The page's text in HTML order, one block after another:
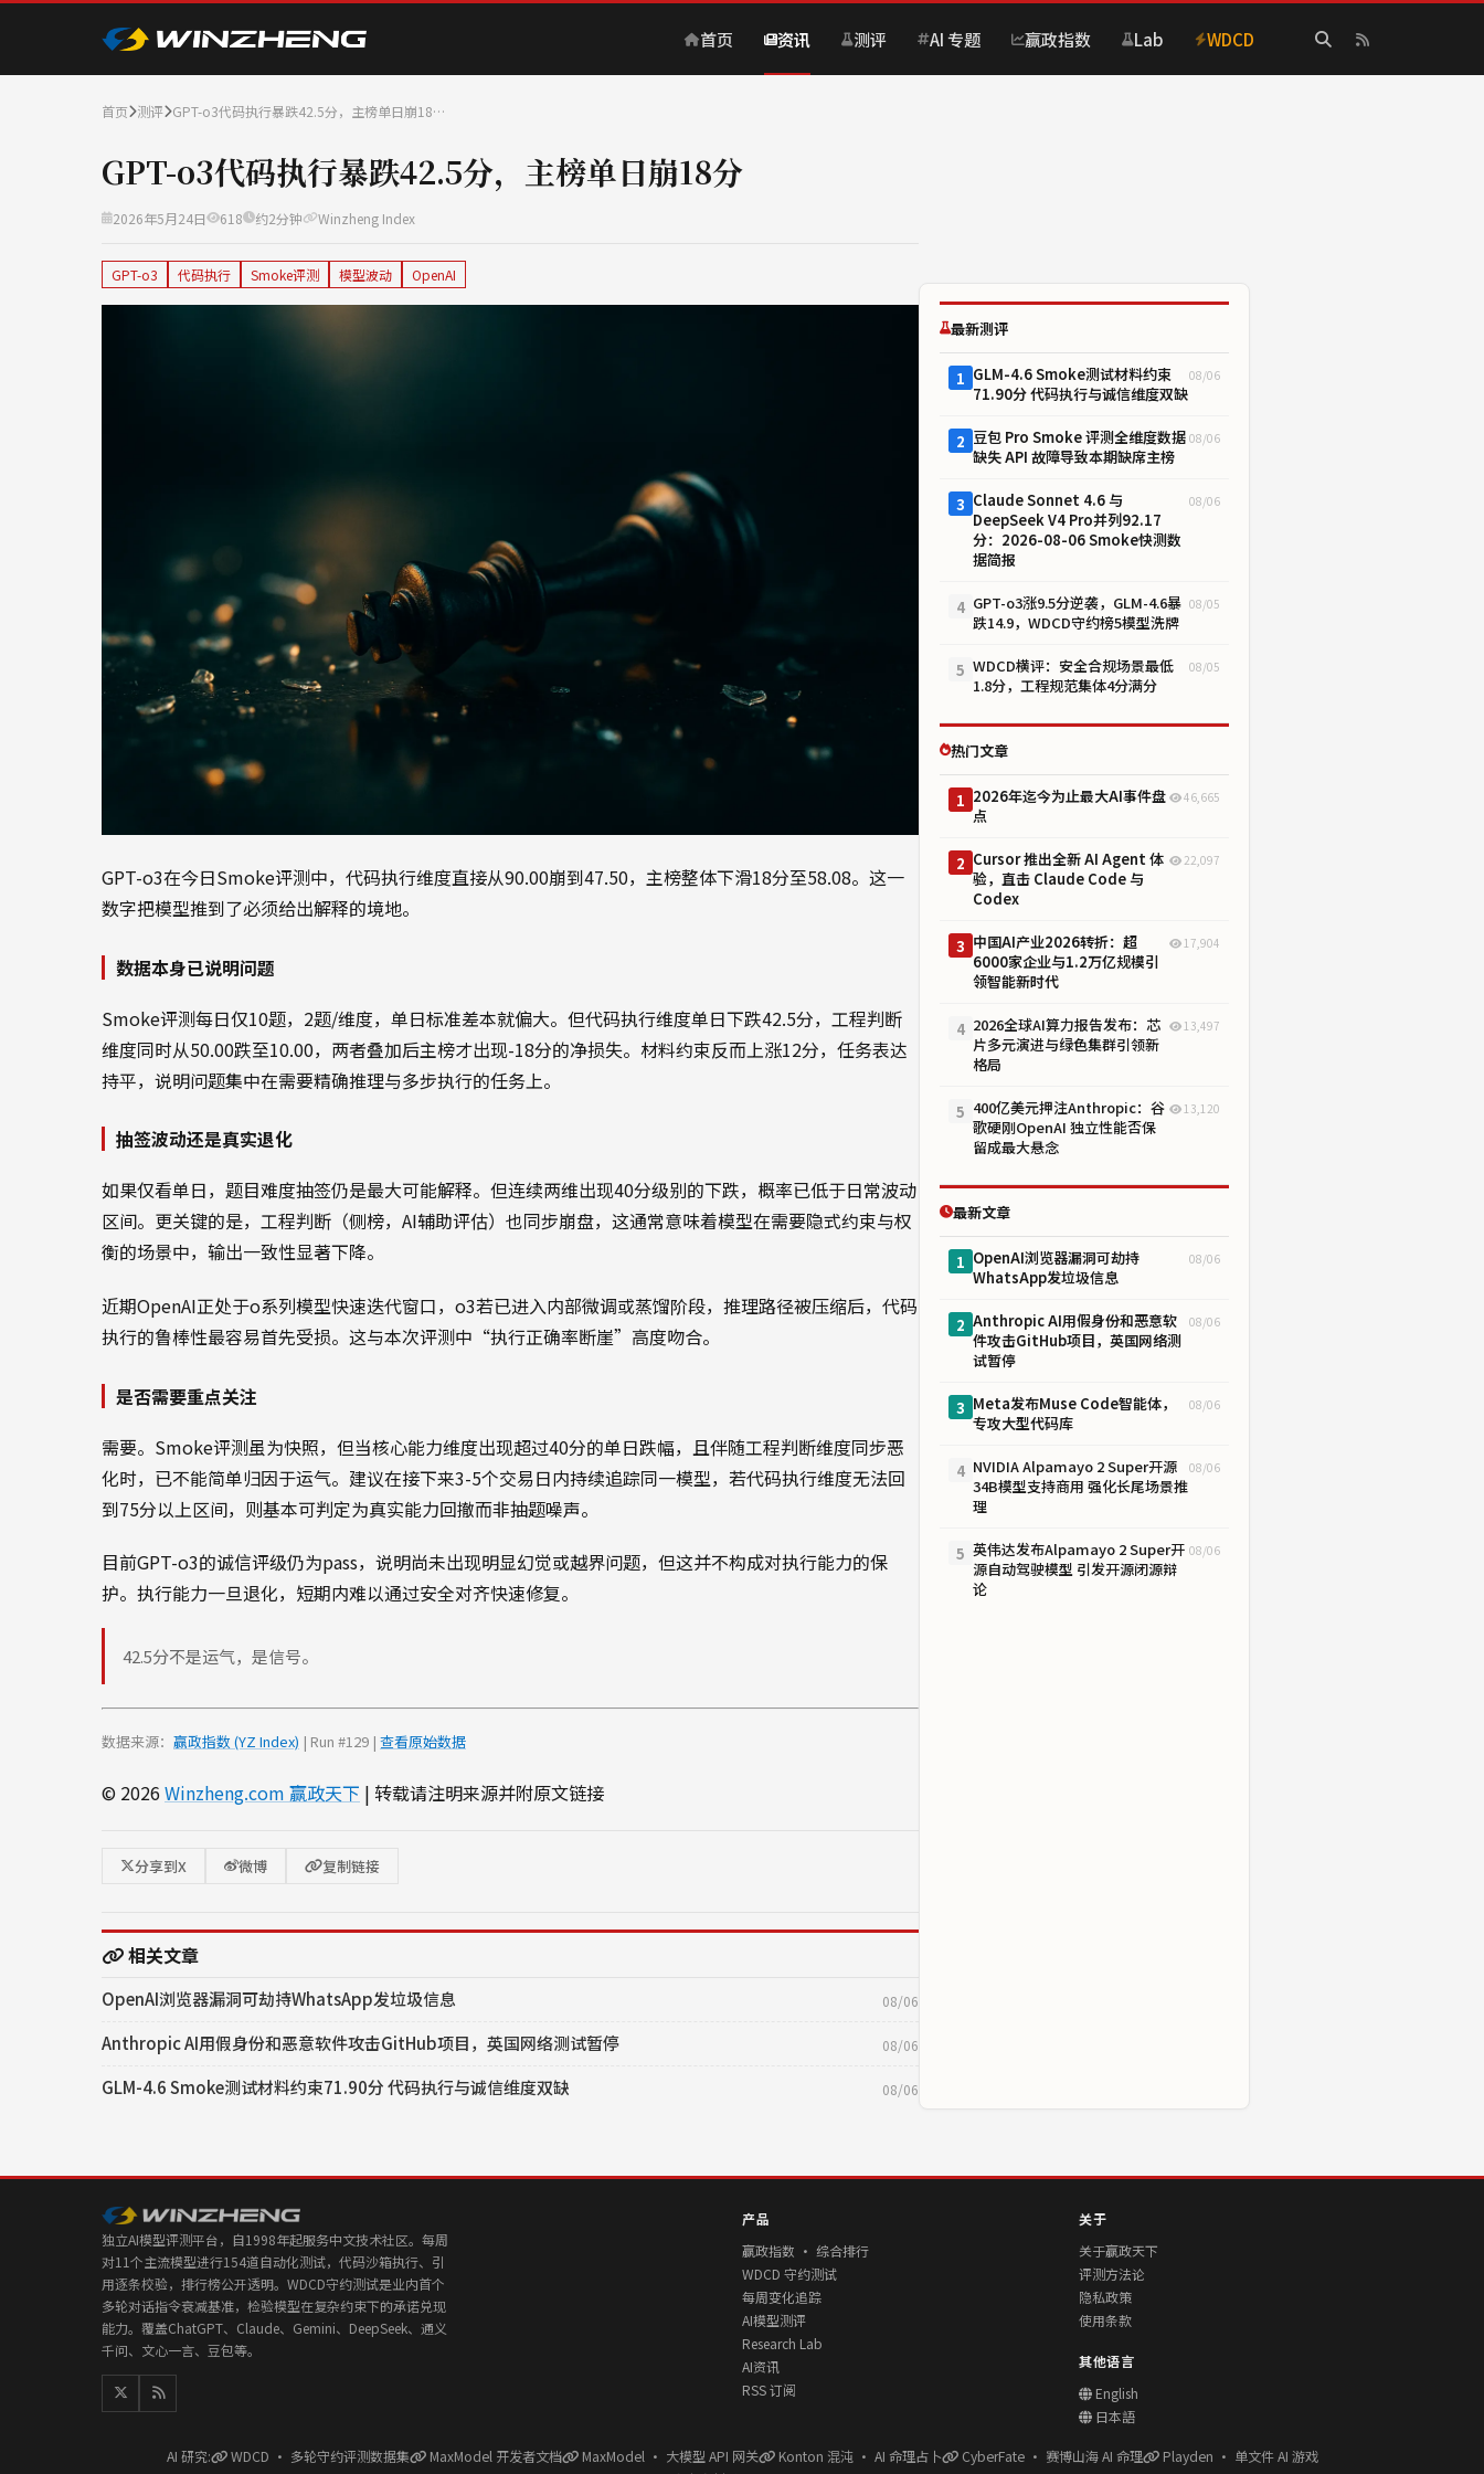
首页 资讯 测评 AI 专题 赢政指数 Lab WDCD
首页 测评 GPT-o3代码执行暴跌42.5分，主榜单日崩18…
GPT-o3代码执行暴跌42.5分，主榜单日崩18分
2026年5月24日 618 约2分钟 Winzheng Index
GPT-o3 代码执行 Smoke评测 模型波动 OpenAI
GPT-o3在今日Smoke评测中，代码执行维度直接从90.00崩到47.50，主榜整体下滑18分至58.08。这一
数字把模型推到了必须给出解释的境地。
数据本身已说明问题
Smoke评测每日仅10题，2题/维度，单日标准差本就偏大。但代码执行维度单日下跌42.5分，工程判断
维度同时从50.00跌至10.00，两者叠加后主榜才出现-18分的净损失。材料约束反而上涨12分，任务表达
持平，说明问题集中在需要精确推理与多步执行的任务上。
抽签波动还是真实退化
如果仅看单日，题目难度抽签仍是最大可能解释。但连续两维出现40分级别的下跌，概率已低于日常波动
区间。更关键的是，工程判断（侧榜，AI辅助评估）也同步崩盘，这通常意味着模型在需要隐式约束与权
衡的场景中，输出一致性显著下降。
近期OpenAI正处于o系列模型快速迭代窗口，o3若已进入内部微调或蒸馏阶段，推理路径被压缩后，代码
执行的鲁棒性最容易首先受损。这与本次评测中“执行正确率断崖”高度吻合。
是否需要重点关注
需要。Smoke评测虽为快照，但当核心能力维度出现超过40分的单日跌幅，且伴随工程判断维度同步恶
化时，已不能简单归因于运气。建议在接下来3-5个交易日内持续追踪同一模型，若代码执行维度无法回
到75分以上区间，则基本可判定为真实能力回撤而非抽题噪声。
目前GPT-o3的诚信评级仍为pass，说明尚未出现明显幻觉或越界问题，但这并不构成对执行能力的保
护。执行能力一旦退化，短期内难以通过安全对齐快速修复。
42.5分不是运气，是信号。
数据来源： 赢政指数 (YZ Index) | Run #129 | 查看原始数据
© 2026 Winzheng.com 赢政天下 | 转载请注明来源并附原文链接
分享到X 微博 复制链接
相关文章
OpenAI浏览器漏洞可劫持WhatsApp发垃圾信息 08/06
Anthropic AI用假身份和恶意软件攻击GitHub项目，英国网络测试暂停 08/06
GLM-4.6 Smoke测试材料约束71.90分 代码执行与诚信维度双缺 08/06
最新测评
1 GLM-4.6 Smoke测试材料约束
71.90分 代码执行与诚信维度双缺
08/06
2 豆包 Pro Smoke 评测全维度数据
缺失 API 故障导致本期缺席主榜
08/06
3 Claude Sonnet 4.6 与
DeepSeek V4 Pro并列92.17
分：2026-08-06 Smoke快测数
据简报
08/06
4 GPT-o3涨9.5分逆袭，GLM-4.6暴
跌14.9，WDCD守约榜5模型洗牌
08/05
5 WDCD横评：安全合规场景最低
1.8分，工程规范集体4分满分
08/05
热门文章
1 2026年迄今为止最大AI事件盘
点
46,665
2 Cursor 推出全新 AI Agent 体
验，直击 Claude Code 与
Codex
22,097
3 中国AI产业2026转折：超
6000家企业与1.2万亿规模引
领智能新时代
17,904
4 2026全球AI算力报告发布：芯
片多元演进与绿色集群引领新
格局
13,497
5 400亿美元押注Anthropic：谷
歌硬刚OpenAI 独立性能否保
留成最大悬念
13,120
最新文章
1 OpenAI浏览器漏洞可劫持
WhatsApp发垃圾信息
08/06
2 Anthropic AI用假身份和恶意软
件攻击GitHub项目，英国网络测
试暂停
08/06
3 Meta发布Muse Code智能体，
专攻大型代码库
08/06
4 NVIDIA Alpamayo 2 Super开源
34B模型支持商用 强化长尾场景推
理
08/06
5 英伟达发布Alpamayo 2 Super开
源自动驾驶模型 引发开源闭源辩
论
08/06
独立AI模型评测平台，自1998年起服务中文技术社区。每周
对11个主流模型进行154道自动化测试，代码沙箱执行、引
用逐条校验，排行榜公开透明。WDCD守约测试是业内首个
多轮对话指令衰减基准，检验模型在复杂约束下的承诺兑现
能力。覆盖ChatGPT、Claude、Gemini、DeepSeek、通义
千问、文心一言、豆包等。
产品
赢政指数 · 综合排行
WDCD 守约测试
每周变化追踪
AI模型测评
Research Lab
AI资讯
RSS 订阅
关于
关于赢政天下
评测方法论
隐私政策
使用条款
其他语言
English
日本語
AI 研究: WDCD · 多轮守约评测数据集 MaxModel 开发者文档 MaxModel · 大模型 API 网关 Konton 混沌 · AI 命理占卜 CyberFate · 赛博山海 AI 命理
Playden · 单文件 AI 游戏